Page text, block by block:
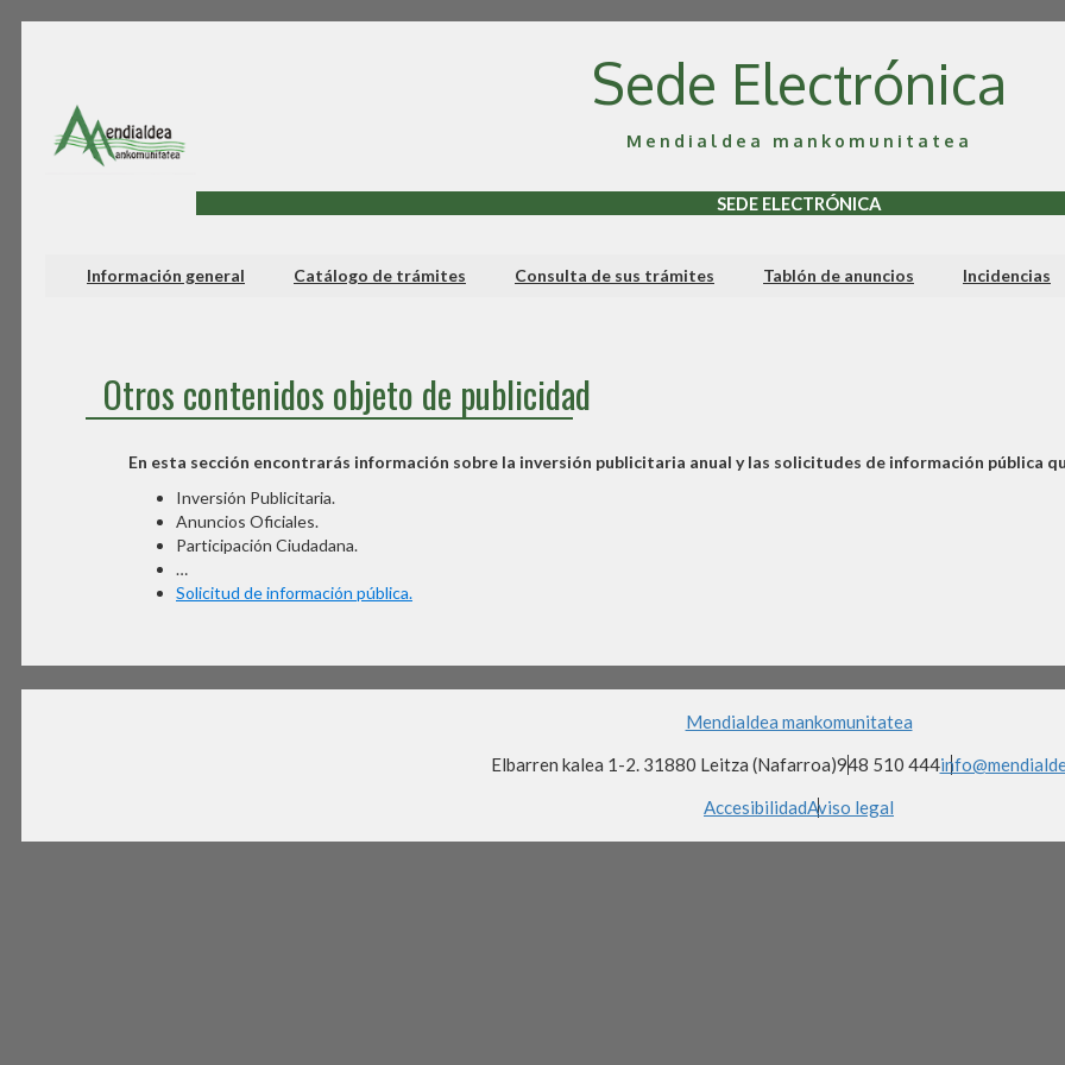
Sede Electrónica
Mendialdea mankomunitatea
SEDE ELECTRÓNICA
Información general Catálogo de trámites Consulta de sus trámites Tablón de anuncios Incidencias
Otros contenidos objeto de publicidad
En esta sección encontrarás información sobre la inversión publicitaria anual y las solicitudes de información pública
Inversión Publicitaria.
Anuncios Oficiales.
Participación Ciudadana.
…
Solicitud de información pública.
Mendialdea mankomunitatea
Elbarren kalea 1-2. 31880 Leitza (Nafarroa)948 510 444
AccesibilidadAviso legal